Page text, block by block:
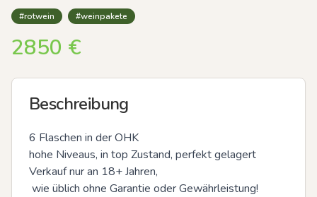
#rotwein #weinpakete
2850 €
Beschreibung
6 Flaschen in der OHK
hohe Niveaus, in top Zustand, perfekt gelagert
Verkauf nur an 18+ Jahren,
wie üblich ohne Garantie oder Gewährleistung!